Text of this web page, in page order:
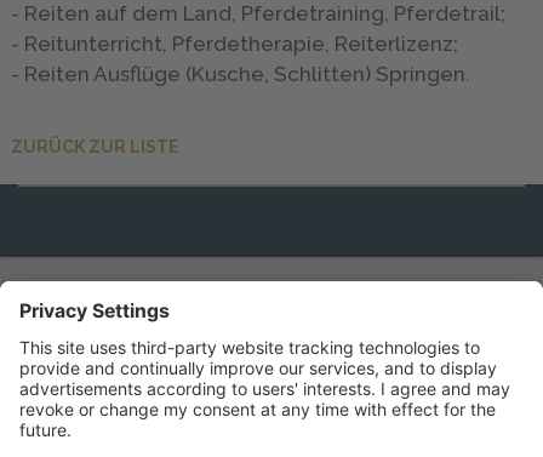
- Reiten auf dem Land, Pferdetraining, Pferdetrail;
- Reitunterricht, Pferdetherapie, Reiterlizenz;
- Reiten Ausflüge (Kusche, Schlitten) Springen.
ZURÜCK ZUR LISTE
KONTAKT
PARTNER